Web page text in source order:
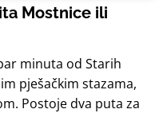
Mostnice ili
minuta od Starih
pješačkim stazama,
Postoje dva puta za